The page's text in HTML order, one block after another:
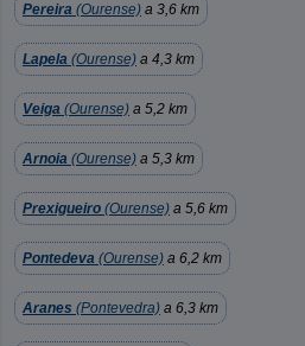
Pereira (Ourense) a 3,6 km
Lapela (Ourense) a 4,3 km
Veiga (Ourense) a 5,2 km
Arnoia (Ourense) a 5,3 km
Prexigueiro (Ourense) a 5,6 km
Pontedeva (Ourense) a 6,2 km
Aranes (Pontevedra) a 6,3 km